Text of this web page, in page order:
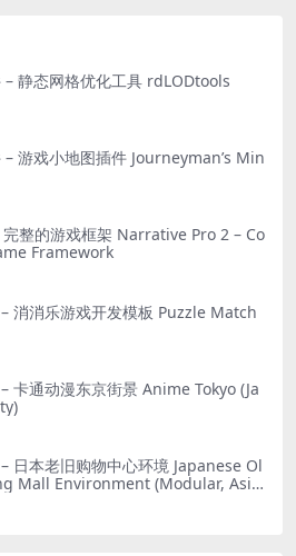
– 静态网格优化工具 rdLODtools
– 游戏小地图插件 Journeyman’s Min
完整的游戏框架 Narrative Pro 2 – Co
Framework
消消乐游戏开发模板 Puzzle Match
卡通动漫东京街景 Anime Tokyo (Ja
日本老旧购物中心环境 Japanese Ol
Mall Environment (Modular, Asia